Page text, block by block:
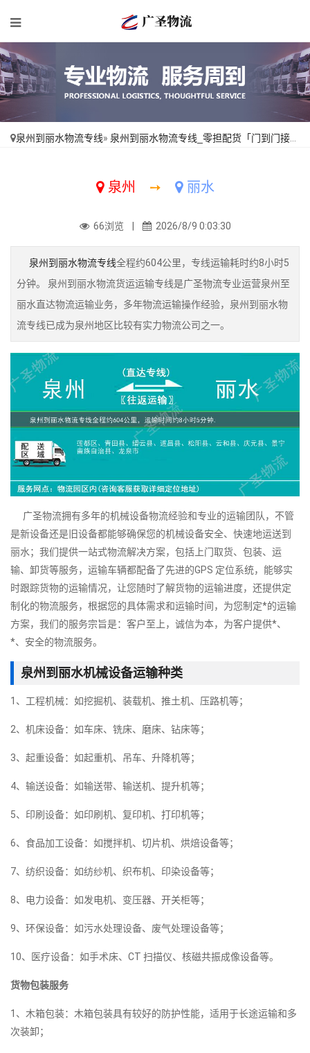
泉州到丽水物流专线» 泉州到丽水物流专线_零担配货「门到门接送」
泉州 ➙ 丽水
66浏览 | 2026/8/9 0:03:30
泉州到丽水物流专线全程约604公里，专线运输耗时约8小时5
分钟。 泉州到丽水物流货运运输专线是广圣物流专业运营泉州至
丽水直达物流运输业务，多年物流运输操作经验，泉州到丽水物
流专线已成为泉州地区比较有实力物流公司之一。
广圣物流拥有多年的机械设备物流经验和专业的运输团队，不管
是新设备还是旧设备都能够确保您的机械设备安全、快速地运送到
丽水；我们提供一站式物流解决方案，包括上门取货、包装、运
输、卸货等服务，运输车辆都配备了先进的GPS 定位系统，能够实
时跟踪货物的运输情况，让您随时了解货物的运输进度，还提供定
制化的物流服务，根据您的具体需求和运输时间，为您制定*的运输
方案，我们的服务宗旨是：客户至上，诚信为本，为客户提供*、
*、安全的物流服务。
泉州到丽水机械设备运输种类
1、工程机械：如挖掘机、装载机、推土机、压路机等；
2、机床设备：如车床、铣床、磨床、钻床等；
3、起重设备：如起重机、吊车、升降机等；
4、输送设备：如输送带、输送机、提升机等；
5、印刷设备：如印刷机、复印机、打印机等；
6、食品加工设备：如搅拌机、切片机、烘焙设备等；
7、纺织设备：如纺纱机、织布机、印染设备等；
8、电力设备：如发电机、变压器、开关柜等；
9、环保设备：如污水处理设备、废气处理设备等；
10、医疗设备：如手术床、CT 扫描仪、核磁共振成像设备等。
货物包装服务
1、木箱包装：木箱包装具有较好的防护性能，适用于长途运输和多
次装卸；